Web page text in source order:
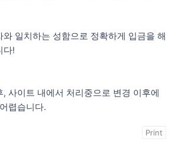
일치하는 성함으로 정확하게 입금을 해
다!
사이트 내에서 처리중으로 변경 이후에
렵습니다.
Print